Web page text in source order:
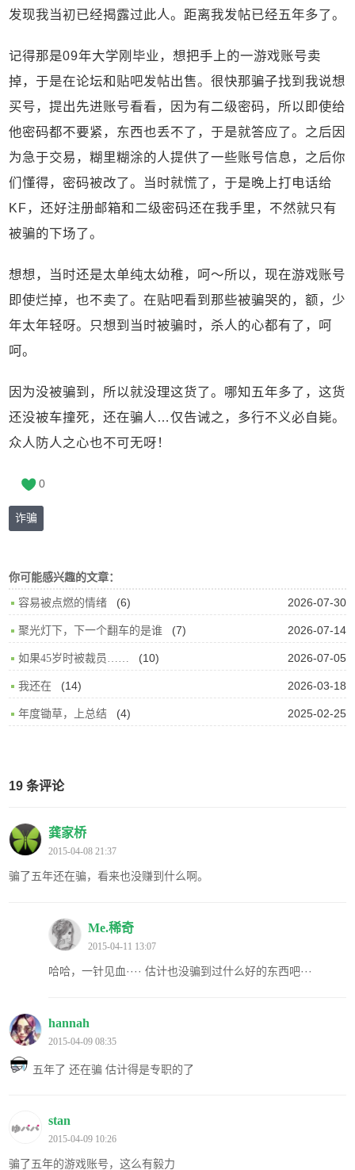
发现我当初已经揭露过此人。距离我发帖已经五年多了。
记得那是09年大学刚毕业，想把手上的一游戏账号卖
掉，于是在论坛和贴吧发帖出售。很快那骗子找到我说想
买号，提出先进账号看看，因为有二级密码，所以即使给
他密码都不要紧，东西也丢不了，于是就答应了。之后因
为急于交易，糊里糊涂的人提供了一些账号信息，之后你
们懂得，密码被改了。当时就慌了，于是晚上打电话给
KF，还好注册邮箱和二级密码还在我手里，不然就只有
被骗的下场了。
想想，当时还是太单纯太幼稚，呵～所以，现在游戏账号
即使烂掉，也不卖了。在贴吧看到那些被骗哭的，额，少
年太年轻呀。只想到当时被骗时，杀人的心都有了，呵
呵。
因为没被骗到，所以就没理这货了。哪知五年多了，这货
还没被车撞死，还在骗人…仅告诫之，多行不义必自毙。
众人防人之心也不可无呀！
0
诈骗
你可能感兴趣的文章：
2026-07-30
容易被点燃的情绪 (6)
2026-07-14
聚光灯下，下一个翻车的是谁 (7)
2026-07-05
如果45岁时被裁员…… (10)
2026-03-18
我还在 (14)
2025-02-25
年度锄草，上总结 (4)
19 条评论
龚家桥
2015-04-08 21:37
骗了五年还在骗，看来也没赚到什么啊。
Me.稀奇
2015-04-11 13:07
哈哈，一针见血···· 估计也没骗到过什么好的东西吧···
hannah
2015-04-09 08:35
五年了 还在骗 估计得是专职的了
stan
2015-04-09 10:26
骗了五年的游戏账号，这么有毅力